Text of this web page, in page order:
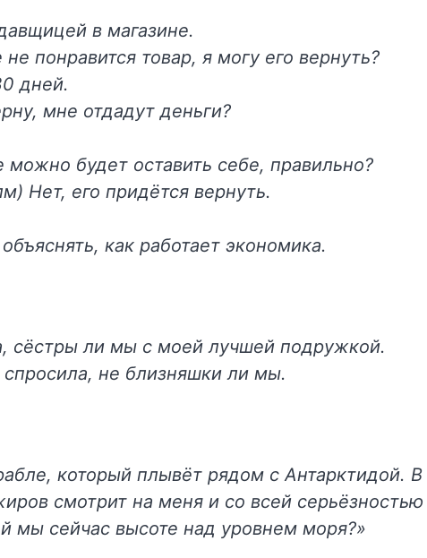
в магазине.
понравится товар, я могу его вернуть?
дней.
мне отдадут деньги?
будет оставить себе, правильно?
Нет, его придётся вернуть.
как работает экономика.
сёстры ли мы с моей лучшей подружкой.
не близняшки ли мы.
который плывёт рядом с Антарктидой. В
смотрит на меня и со всей серьёзностью
мы сейчас высоте над уровнем моря?»